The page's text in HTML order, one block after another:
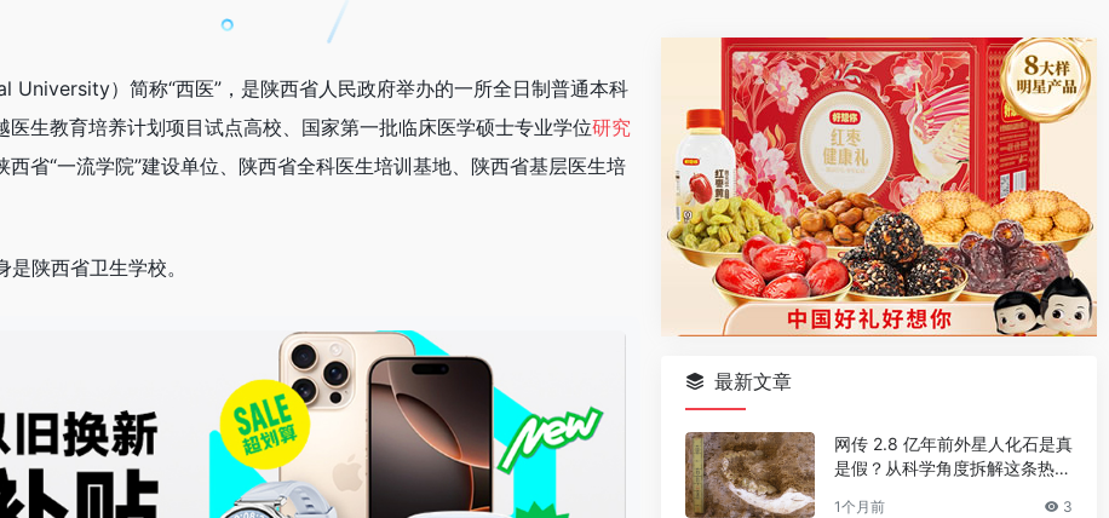
University）简称“西医”，是陕西省人民政府举办的一所全日制普通本科
医生教育培养计划项目试点高校、国家第一批临床医学硕士专业学位研究
省“一流学院”建设单位、陕西省全科医生培训基地、陕西省基层医生培
陕西省卫生学校。
最新文章
网传 2.8 亿年前外星人化石是真
是假？从科学角度拆解这条热门
1个月前 3